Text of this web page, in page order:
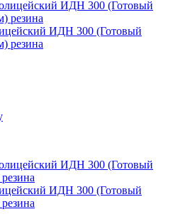
ИДН 300 (Готовый
резина
ИДН 300 (Готовый